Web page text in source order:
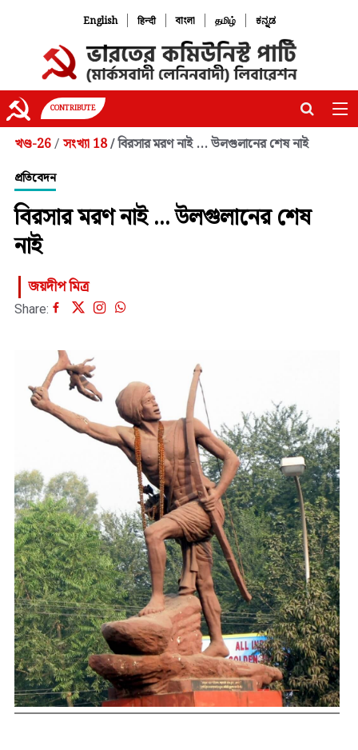
English | हिन्दी | বাংলা | தமிழ் | ಕನ್ನಡ
CONTRIBUTE
খণ্ড-26 / সংখ্যা 18/ বিরসার মরণ নাই ... উলগুলানের শেষ নাই
প্রতিবেদন
বিরসার মরণ নাই ... উলগুলানের শেষ
নাই
জয়দীপ মিত্র
Share: